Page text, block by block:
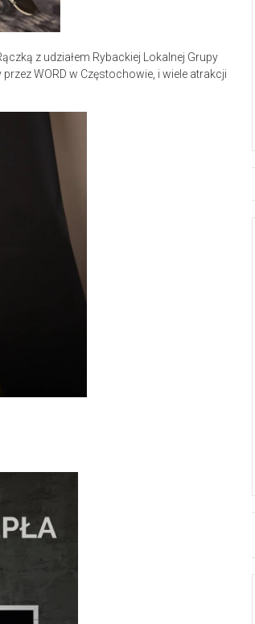
z udziałem Rybackiej Lokalnej Grupy
WORD w Częstochowie, i wiele atrakcji